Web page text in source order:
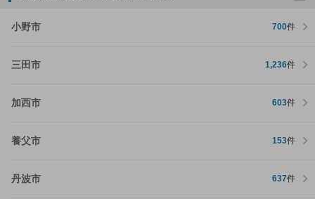
小野市 700件
三田市 1,236件
加西市 603件
養父市 153件
丹波市 637件